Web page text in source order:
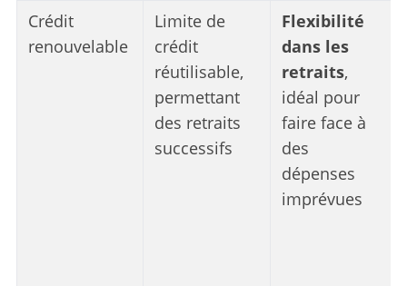
Crédit
renouvelable
Limite de
crédit
réutilisable,
permettant
des retraits
successifs
Flexibilité
dans les
retraits,
idéal pour
faire face à
des
dépenses
imprévues